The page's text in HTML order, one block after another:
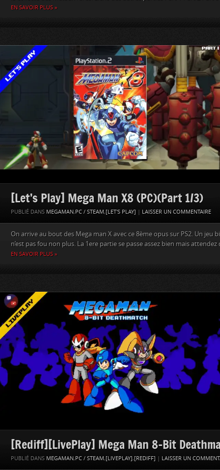
EN SAVOIR PLUS »
[Let’s Play] Mega Man X8 (PC)(Part 1/3)
PUBLIÉ DANS MEGAMAN, PC / STEAM,[LET'S PLAY] LAISSER UN COMMENTAIRE
On arrive au bout des Mega man X avec ce 8ème opus sur PS2. Un jeu
n’est pas fou non plus. La 1ere partie se passe assez bien mais attendez
EN SAVOIR PLUS »
[Rediff][LivePlay] Mega Man 8-Bit
PUBLIÉ DANS MEGAMAN, PC / STEAM,[LIVEPLAY],[REDIFF] LAISSER UN